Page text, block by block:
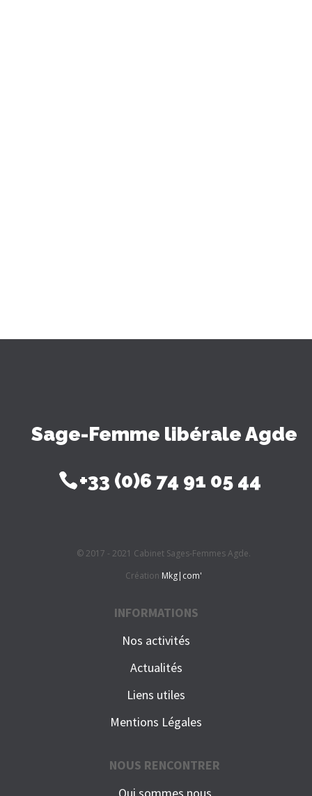
Sage-Femme libérale Agde
+33 (0)6 74 91 05 44
© 2017 - 2021 Cabinet Sages-Femmes Agde.
Création Mkg|com'
INFORMATIONS
Nos activités
Actualités
Liens utiles
Mentions Légales
NOUS RENCONTRER
Qui sommes nous